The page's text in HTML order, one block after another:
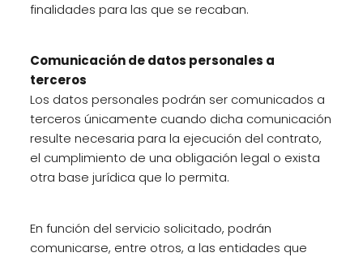
finalidades para las que se recaban.
Comunicación de datos personales a
terceros
Los datos personales podrán ser comunicados a
terceros únicamente cuando dicha comunicación
resulte necesaria para la ejecución del contrato,
el cumplimiento de una obligación legal o exista
otra base jurídica que lo permita.
En función del servicio solicitado, podrán
comunicarse, entre otros, a las entidades que